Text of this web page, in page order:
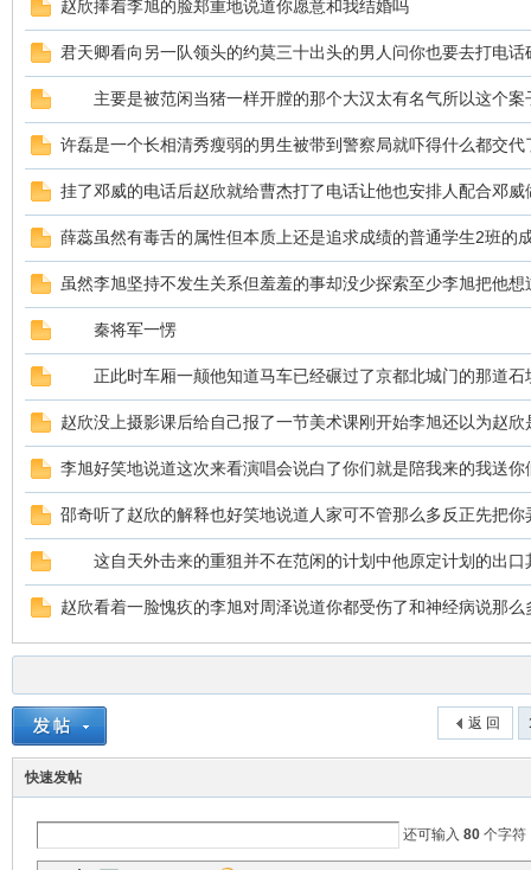
赵欣捧着李旭的脸郑重地说道你愿意和我结婚吗
君天卿看向另一队领头的约莫三十出头的男人问你也要去打电话
主要是被范闲当猪一样开膛的那个大汉太有名气所以这个案
许磊是一个长相清秀瘦弱的男生被带到警察局就吓得什么都交代
挂了邓威的电话后赵欣就给曹杰打了电话让他也安排人配合邓威
薛蕊虽然有毒舌的属性但本质上还是追求成绩的普通学生2班的
虽然李旭坚持不发生关系但羞羞的事却没少探索至少李旭把他想
秦将军一愣
正此时车厢一颠他知道马车已经碾过了京都北城门的那道石
赵欣没上摄影课后给自己报了一节美术课刚开始李旭还以为赵欣
李旭好笑地说道这次来看演唱会说白了你们就是陪我来的我送你
邵奇听了赵欣的解释也好笑地说道人家可不管那么多反正先把你
这自天外击来的重狙并不在范闲的计划中他原定计划的出口
赵欣看着一脸愧疚的李旭对周泽说道你都受伤了和神经病说那么
返 回
快速发帖
还可输入 80个字符